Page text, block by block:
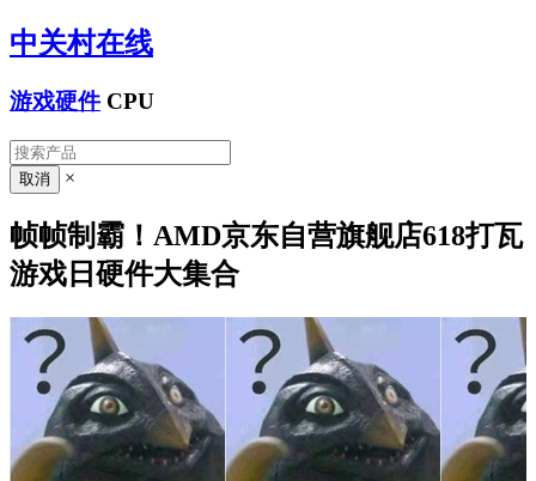
中关村在线
游戏硬件 CPU
×
帧帧制霸！AMD京东自营旗舰店618打瓦
游戏日硬件大集合